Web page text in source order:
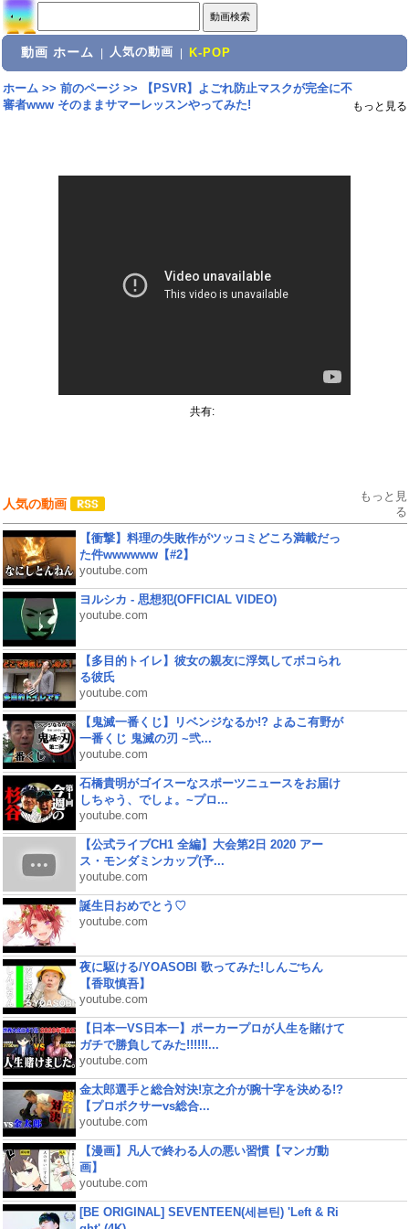
動画 ホーム 人気の動画 K-POP
ホーム>> 前のページ>>
【PSVR】よごれ防止マスクが完全に不
審者www そのままサマーレッスンやってみた!
もっと見る
共有:
人気の動画
もっと見
る
【衝撃】料理の失敗作がツッコミどころ満載だっ
た件wwwwww【#2】
youtube.com
ヨルシカ - 思想犯(OFFICIAL VIDEO)
youtube.com
【多目的トイレ】彼女の親友に浮気してボコられ
る彼氏
youtube.com
【鬼滅一番くじ】リベンジなるか!? よゐこ有野が
一番くじ 鬼滅の刃 ~弐...
youtube.com
石橋貴明がゴイスーなスポーツニュースをお届け
しちゃう、でしょ。~プロ...
youtube.com
【公式ライブCH1 全編】大会第2日 2020 アー
ス・モンダミンカップ(予...
youtube.com
誕生日おめでとう♡
youtube.com
夜に駆ける/YOASOBI 歌ってみた!しんごちん
【香取慎吾】
youtube.com
【日本一VS日本一】ポーカープロが人生を賭けて
ガチで勝負してみた!!!!!!...
youtube.com
金太郎選手と総合対決!京之介が腕十字を決める!?
【プロボクサーvs総合...
youtube.com
【漫画】凡人で終わる人の悪い習慣【マンガ動
画】
youtube.com
[BE ORIGINAL] SEVENTEEN(세븐틴) 'Left & Ri